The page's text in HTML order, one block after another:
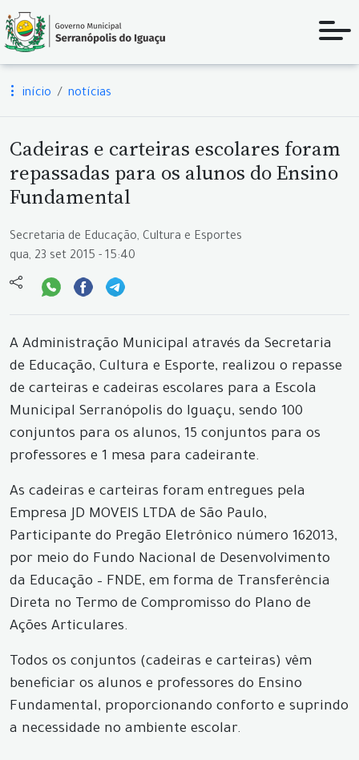
início notícias
Cadeiras e carteiras escolares foram
repassadas para os alunos do Ensino
Fundamental
Secretaria de Educação, Cultura e Esportes
qua, 23 set 2015 - 15:40
A Administração Municipal através da Secretaria
de Educação, Cultura e Esporte, realizou o repasse
de carteiras e cadeiras escolares para a Escola
Municipal Serranópolis do Iguaçu, sendo 100
conjuntos para os alunos, 15 conjuntos para os
professores e 1 mesa para cadeirante.
As cadeiras e carteiras foram entregues pela
Empresa JD MOVEIS LTDA de São Paulo,
Participante do Pregão Eletrônico número 162013,
por meio do Fundo Nacional de Desenvolvimento
da Educação – FNDE, em forma de Transferência
Direta no Termo de Compromisso do Plano de
Ações Articulares.
Todos os conjuntos (cadeiras e carteiras) vêm
beneficiar os alunos e professores do Ensino
Fundamental, proporcionando conforto e suprindo
a necessidade no ambiente escolar.